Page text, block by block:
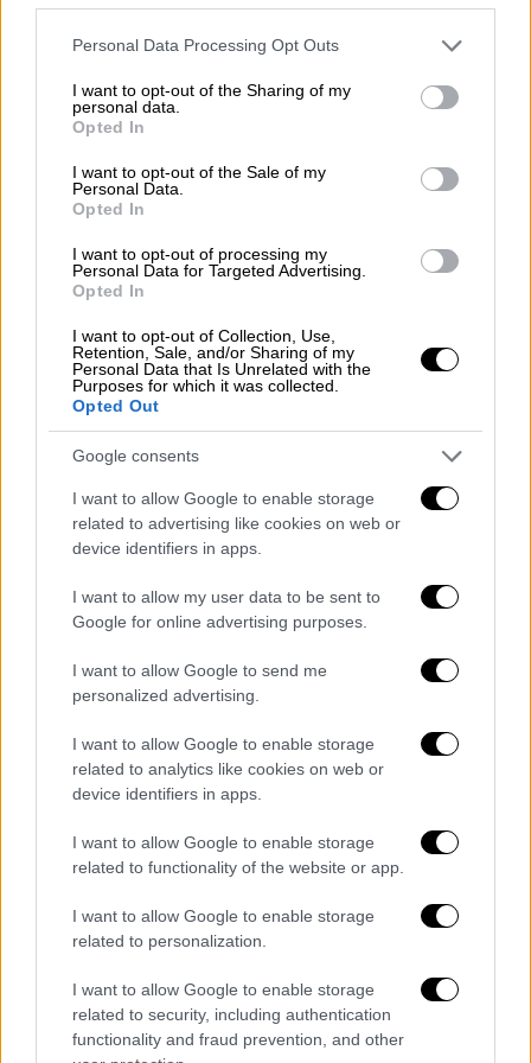
Please note that this website/app uses one or more Google
not limited to your visit or usage behaviour. You may click to
grant or deny consent to Google and its third-party tags to
use your data for below specified purposes in below Google
consent section.
Personal Data Processing Opt Outs
I want to opt-out of the Sharing of my
personal data.
Opted In
I want to opt-out of the Sale of my
Personal Data.
Opted In
I want to opt-out of processing my
Personal Data for Targeted Advertising.
Opted In
I want to opt-out of Collection, Use,
Retention, Sale, and/or Sharing of my
Personal Data that Is Unrelated with the
Purposes for which it was collected.
Opted Out
Google consents
I want to allow Google to enable storage
related to advertising like cookies on web or
device identifiers in apps.
I want to allow my user data to be sent to
Google for online advertising purposes.
I want to allow Google to send me
personalized advertising.
I want to allow Google to enable storage
related to analytics like cookies on web or
device identifiers in apps.
I want to allow Google to enable storage
related to functionality of the website or app.
I want to allow Google to enable storage
related to personalization.
I want to allow Google to enable storage
related to security, including authentication
functionality and fraud prevention, and other
επιτυχίες όπως τα «Michael», «The Super
Mario Galaxy Movie» και «Project Hail Mary»
Σε διεθνές επίπεδο, η ταινίαπρόσθεσε 156,6
εκατομμύρια δολάρια, ανεβάζοντας το
μέσα σε ένα μόλις Σαββατοκύριακο
, στοιχείο
που δείχνει τη δυναμική της στις αγορές του
εξωτερικού.
Με προϋπολογισμό που αγγίζει τα 100
εκατομμύρια δολάρια,χωρίς να υπολογίζεται
το κόστος προώθησης, η παραγωγή φαίνεται
ήδη να δικαιώνει την επένδυση
τον σκηνοθέτη Ντέιβιντ Φράνκελ, μεγάλο
μέρος του budget κατευθύνθηκε στο καστ,
στο οποίο επιστρέφουν η Μέριλ Στριπ, η Αν
Χάθαγουεϊ, η Έμιλι Μπλαντ και ο Στάνλεϊ
Τούτσι.
Box Office: 'The Devil Wears Prada 2'
Dazzles With $77 Million Domestic
Debut; Powers to $233 Million
Worldwidehttps://t.co/cdgP1Gn2K6
— Variety (@Variety)May 3, 2026
Η υπόθεση τοποθετείται
μετά τα γεγονότα της πρώτης ταινίας, με
την Άντι Σακς να επιστρέφει στο περιοδικό
Runway πλέον ως αρχισυντάκτρια θεμάτων,
υπό τη διεύθυνση της εμβληματικής
Μιράντα Πρίστλι.
Παρά τις μικτές κριτικές, το κοινό
ανταποκρίθηκε θετικά, χαρίζοντας στην